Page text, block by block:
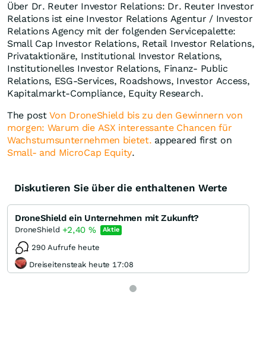
Über Dr. Reuter Investor Relations: Dr. Reuter Investor
Relations ist eine Investor Relations Agentur / Investor
Relations Agency mit der folgenden Servicepalette:
Small Cap Investor Relations, Retail Investor Relations,
Privataktionäre, Institutional Investor Relations,
Institutionelles Investor Relations, Finanz- Public
Relations, ESG-Services, Roadshows, Investor Access,
Kapitalmarkt-Compliance, Equity Research.
The postVon DroneShield bis zu den Gewinnern von
morgen: Warum die ASX interessante Chancen für
Wachstumsunternehmen bietet. appeared first on
Small- and MicroCap Equity.
Diskutieren Sie über die enthaltenen Werte
DroneShield ein Unternehmen mit Zukunft?
DroneShield +2,40 % Aktie
290 Aufrufe heute
Dreiseitensteak heute 17:08